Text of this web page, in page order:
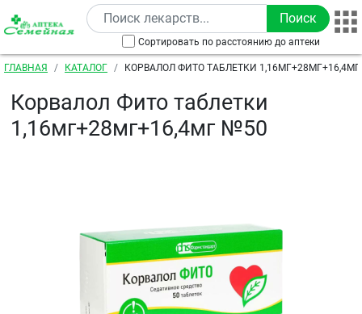
Перейти к основному содержанию
Сортировать по расстоянию до аптеки
Строка навигации
ГЛАВНАЯ КАТАЛОГ КОРВАЛОЛ ФИТО ТАБЛЕТКИ
Корвалол Фито таблетки
1,16мг+28мг+16,4мг №50